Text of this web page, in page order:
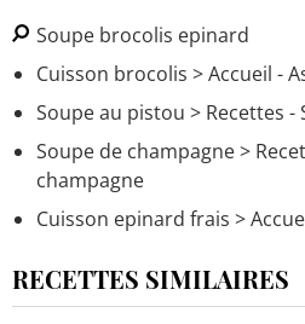
Soupe brocolis epinard
Cuisson brocolis > Accueil -
Soupe au pistou > Recettes
Soupe de champagne>
champagne
Cuisson epinard frais >
RECETTES SIMILAIRES